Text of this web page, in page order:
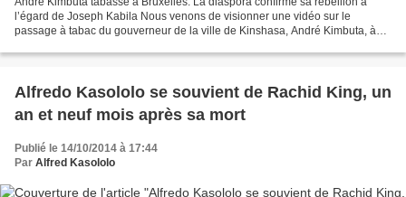
l’égard de Joseph Kabila Nous venons de visionner une vidéo sur le
passage à tabac du gouverneur de la ville de Kinshasa, André Kimbuta, à
Alfredo Kasololo se souvient de Rachid King, un
an et neuf mois après sa mort
Publié le 14/10/2014 à 17:44
Par Alfred Kasololo